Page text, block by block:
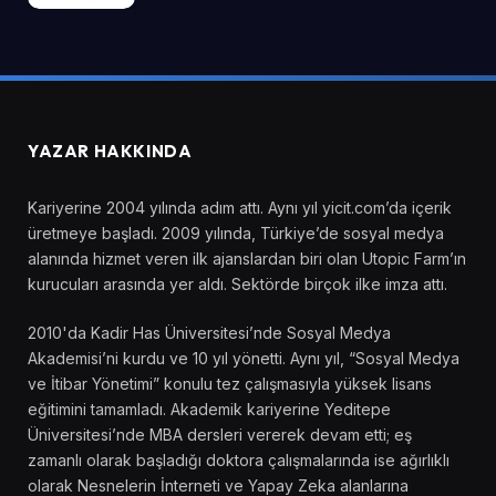
YAZAR HAKKINDA
Kariyerine 2004 yılında adım attı. Aynı yıl yicit.com’da içerik
üretmeye başladı. 2009 yılında, Türkiye’de sosyal medya
alanında hizmet veren ilk ajanslardan biri olan Utopic Farm’ın
kurucuları arasında yer aldı. Sektörde birçok ilke imza attı.
2010'da Kadir Has Üniversitesi’nde Sosyal Medya
Akademisi’ni kurdu ve 10 yıl yönetti. Aynı yıl, “Sosyal Medya
ve İtibar Yönetimi” konulu tez çalışmasıyla yüksek lisans
eğitimini tamamladı. Akademik kariyerine Yeditepe
Üniversitesi’nde MBA dersleri vererek devam etti; eş
zamanlı olarak başladığı doktora çalışmalarında ise ağırlıklı
olarak Nesnelerin İnterneti ve Yapay Zeka alanlarına